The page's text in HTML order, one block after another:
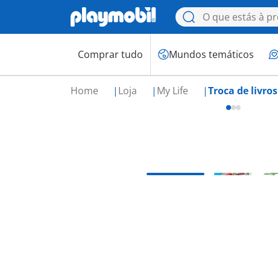
Comprar tudo Mundos temáticos
Home Loja My Life Troca de livros